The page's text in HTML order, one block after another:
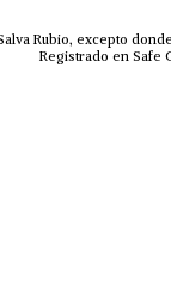
Rubio, excepto
Registrado en Safe